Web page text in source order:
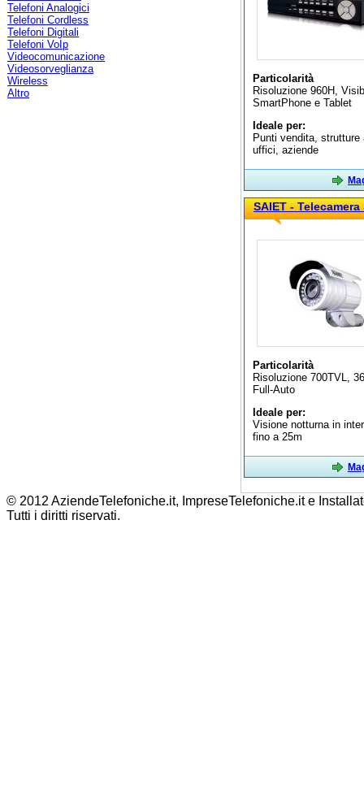
Telefoni Analogici
Telefoni Cordless
Telefoni Digitali
Telefoni VoIp
Videocomunicazione
Videosorveglianza
Wireless
Altro
Particolarità
Risoluzione 960H,
SmartPhone e Tablet
Ideale per:
Punti vendita, strutture
uffici, aziende
SAIET - Telecamera
Particolarità
Risoluzione 700TVL,
Full-Auto
Ideale per:
Visione notturna in
fino a 25m
© 2012 AziendeTelefoniche.it, ImpreseTelefoniche.it e
Tutti i diritti riservati.